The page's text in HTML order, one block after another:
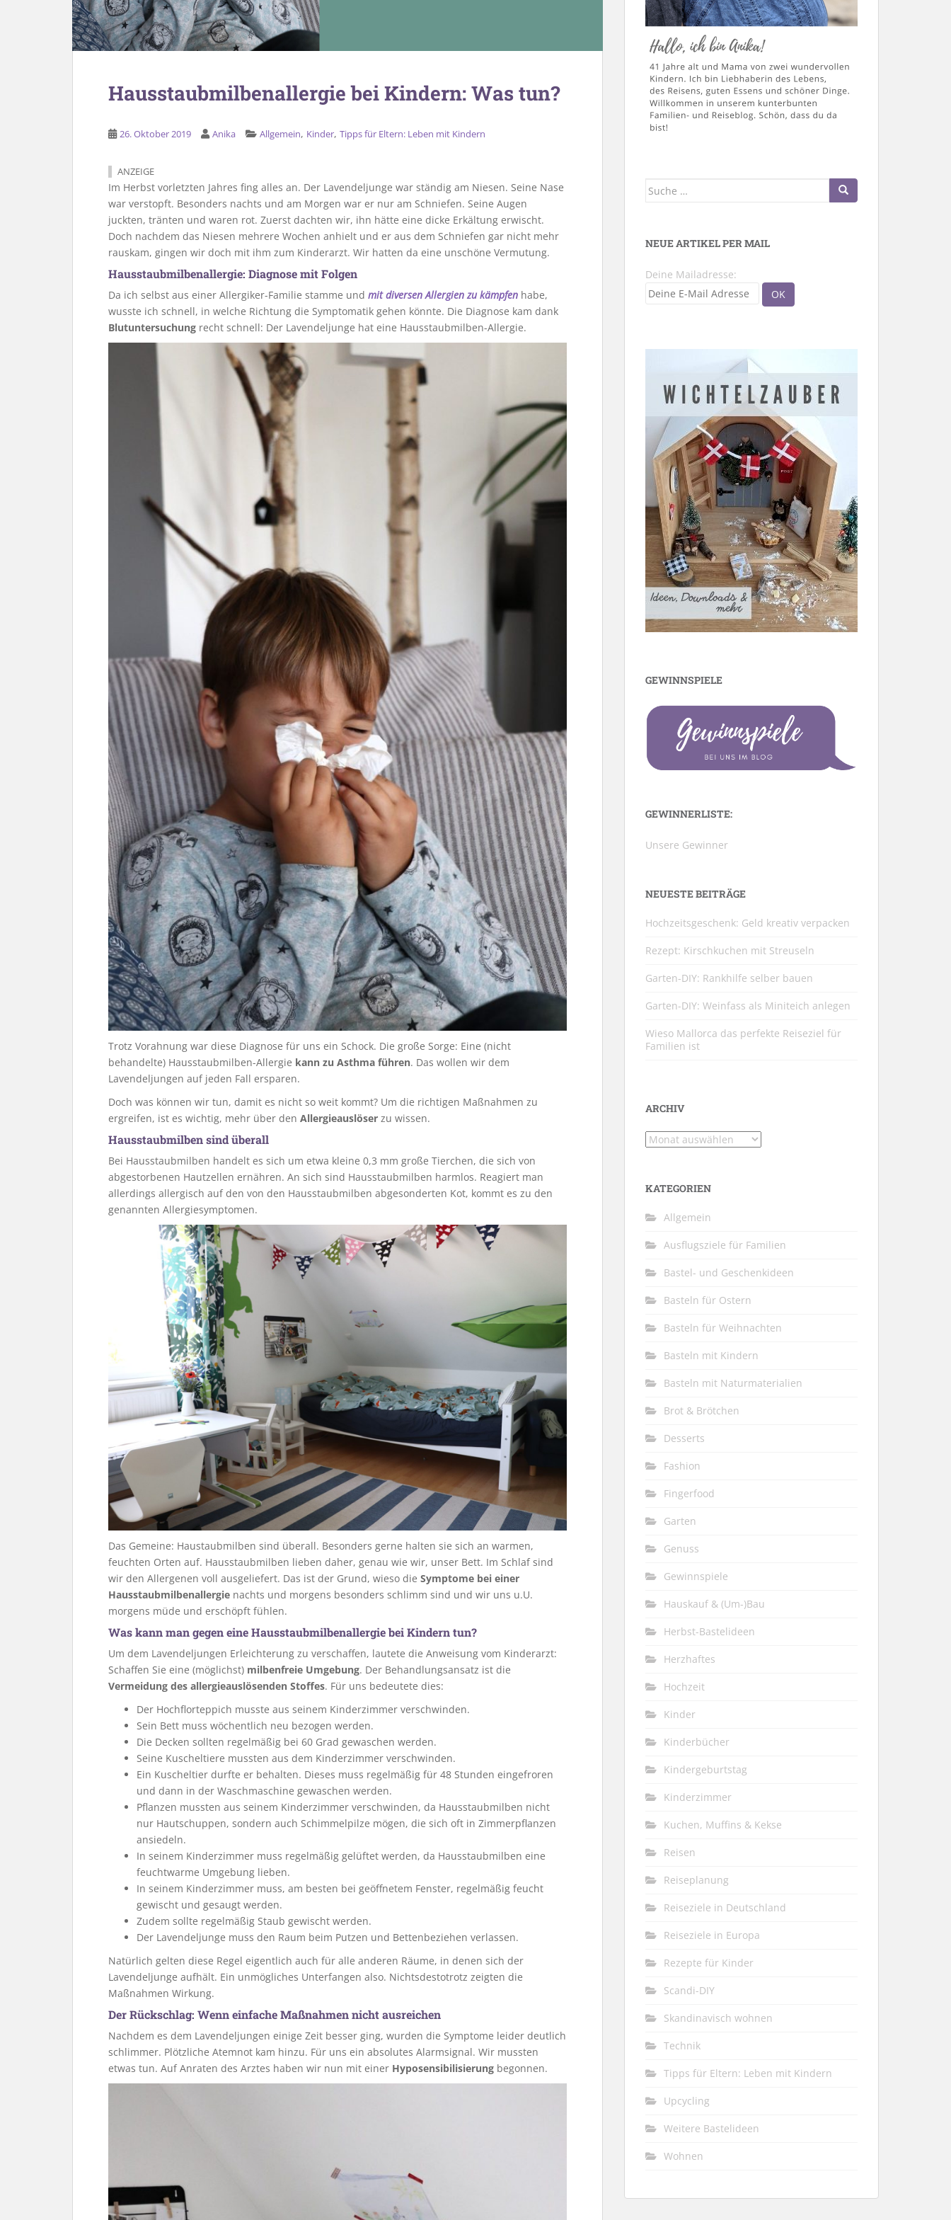
Hausstaubmilbenallergie bei Kindern: Was tun?
26. Oktober 2019 Anika Allgemein, Kinder, Tipps für Eltern: Leben mit Kindern
ANZEIGE
Im Herbst vorletzten Jahres fing alles an. Der Lavendeljunge war ständig am Niesen. Seine Nase
war verstopft. Besonders nachts und am Morgen war er nur am Schniefen. Seine Augen
juckten, tränten und waren rot. Zuerst dachten wir, ihn hätte eine dicke Erkältung erwischt.
Doch nachdem das Niesen mehrere Wochen anhielt und er aus dem Schniefen gar nicht mehr
rauskam, gingen wir doch mit ihm zum Kinderarzt. Wir hatten da eine unschöne Vermutung.
Hausstaubmilbenallergie: Diagnose mit Folgen
Da ich selbst aus einer Allergiker-Familie stamme und mit diversen Allergien zu kämpfen habe,
wusste ich schnell, in welche Richtung die Symptomatik gehen könnte. Die Diagnose kam dank
Blutuntersuchung recht schnell: Der Lavendeljunge hat eine Hausstaubmilben-Allergie.
Trotz Vorahnung war diese Diagnose für uns ein Schock. Die große Sorge: Eine (nicht
behandelte) Hausstaubmilben-Allergie kann zu Asthma führen. Das wollen wir dem
Lavendeljungen auf jeden Fall ersparen.
Doch was können wir tun, damit es nicht so weit kommt? Um die richtigen Maßnahmen zu
ergreifen, ist es wichtig, mehr über den Allergieauslöser zu wissen.
Hausstaubmilben sind überall
Bei Hausstaubmilben handelt es sich um etwa kleine 0,3 mm große Tierchen, die sich von
abgestorbenen Hautzellen ernähren. An sich sind Hausstaubmilben harmlos. Reagiert man
allerdings allergisch auf den von den Hausstaubmilben abgesonderten Kot, kommt es zu den
genannten Allergiesymptomen.
Das Gemeine: Haustaubmilben sind überall. Besonders gerne halten sie sich an warmen,
feuchten Orten auf. Hausstaubmilben lieben daher, genau wie wir, unser Bett. Im Schlaf sind
wir den Allergenen voll ausgeliefert. Das ist der Grund, wieso die Symptome bei einer
Hausstaubmilbenallergie nachts und morgens besonders schlimm sind und wir uns u.U.
morgens müde und erschöpft fühlen.
Was kann man gegen eine Hausstaubmilbenallergie bei Kindern tun?
Um dem Lavendeljungen Erleichterung zu verschaffen, lautete die Anweisung vom Kinderarzt:
Schaffen Sie eine (möglichst) milbenfreie Umgebung. Der Behandlungsansatz ist die
Vermeidung des allergieauslösenden Stoffes. Für uns bedeutete dies:
Der Hochflorteppich musste aus seinem Kinderzimmer verschwinden.
Sein Bett muss wöchentlich neu bezogen werden.
Die Decken sollten regelmäßig bei 60 Grad gewaschen werden.
Seine Kuscheltiere mussten aus dem Kinderzimmer verschwinden.
Ein Kuscheltier durfte er behalten. Dieses muss regelmäßig für 48 Stunden eingefroren
und dann in der Waschmaschine gewaschen werden.
Pflanzen mussten aus seinem Kinderzimmer verschwinden, da Hausstaubmilben nicht
nur Hautschuppen, sondern auch Schimmelpilze mögen, die sich oft in Zimmerpflanzen
ansiedeln.
In seinem Kinderzimmer muss regelmäßig gelüftet werden, da Hausstaubmilben eine
feuchtwarme Umgebung lieben.
In seinem Kinderzimmer muss, am besten bei geöffnetem Fenster, regelmäßig feucht
gewischt und gesaugt werden.
Zudem sollte regelmäßig Staub gewischt werden.
Der Lavendeljunge muss den Raum beim Putzen und Bettenbeziehen verlassen.
Natürlich gelten diese Regel eigentlich auch für alle anderen Räume, in denen sich der
Lavendeljunge aufhält. Ein unmögliches Unterfangen also. Nichtsdestotrotz zeigten die
Maßnahmen Wirkung.
Der Rückschlag: Wenn einfache Maßnahmen nicht ausreichen
Nachdem es dem Lavendeljungen einige Zeit besser ging, wurden die Symptome leider deutlich
schlimmer. Plötzliche Atemnot kam hinzu. Für uns ein absolutes Alarmsignal. Wir mussten
etwas tun. Auf Anraten des Arztes haben wir nun mit einer Hyposensibilisierung begonnen.
Suche
NEUE ARTIKEL PER MAIL
Deine Mailadresse:
GEWINNSPIELE
GEWINNERLISTE:
Unsere Gewinner
NEUESTE BEITRÄGE
Hochzeitsgeschenk: Geld kreativ verpacken
Rezept: Kirschkuchen mit Streuseln
Garten-DIY: Rankhilfe selber bauen
Garten-DIY: Weinfass als Miniteich anlegen
Wieso Mallorca das perfekte Reiseziel für
Familien ist
ARCHIV
Archiv
KATEGORIEN
Allgemein
Ausflugsziele für Familien
Bastel- und Geschenkideen
Basteln für Ostern
Basteln für Weihnachten
Basteln mit Kindern
Basteln mit Naturmaterialien
Brot & Brötchen
Desserts
Fashion
Fingerfood
Garten
Genuss
Gewinnspiele
Hauskauf & (Um-)Bau
Herbst-Bastelideen
Herzhaftes
Hochzeit
Kinder
Kinderbücher
Kindergeburtstag
Kinderzimmer
Kuchen, Muffins & Kekse
Reisen
Reiseplanung
Reiseziele in Deutschland
Reiseziele in Europa
Rezepte für Kinder
Scandi-DIY
Skandinavisch wohnen
Technik
Tipps für Eltern: Leben mit Kindern
Upcycling
Weitere Bastelideen
Wohnen